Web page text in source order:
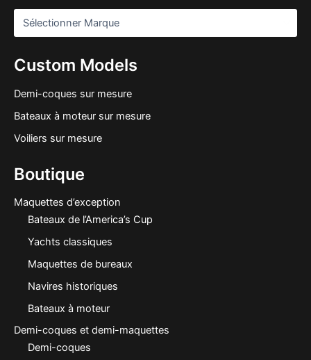
Custom Models
Demi-coques sur mesure
Bateaux à moteur sur mesure
Voiliers sur mesure
Boutique
Maquettes d’exception
Bateaux de l’America’s Cup
Yachts classiques
Maquettes de bureaux
Navires historiques
Bateaux à moteur
Demi-coques et demi-maquettes
Demi-coques